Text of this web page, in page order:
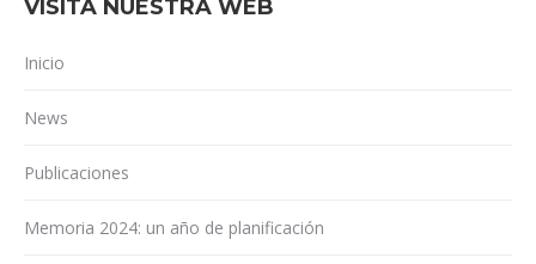
VISITA NUESTRA WEB
Inicio
News
Publicaciones
Memoria 2024: un año de planificación